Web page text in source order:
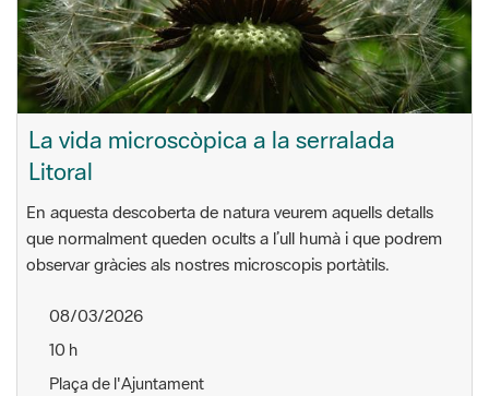
La vida microscòpica a la serralada
Litoral
En aquesta descoberta de natura veurem aquells detalls
que normalment queden ocults a l’ull humà i que podrem
observar gràcies als nostres microscopis portàtils.
08/03/2026
10 h
Plaça de l'Ajuntament